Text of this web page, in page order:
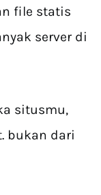
file statis
server di
situsmu,
bukan dari